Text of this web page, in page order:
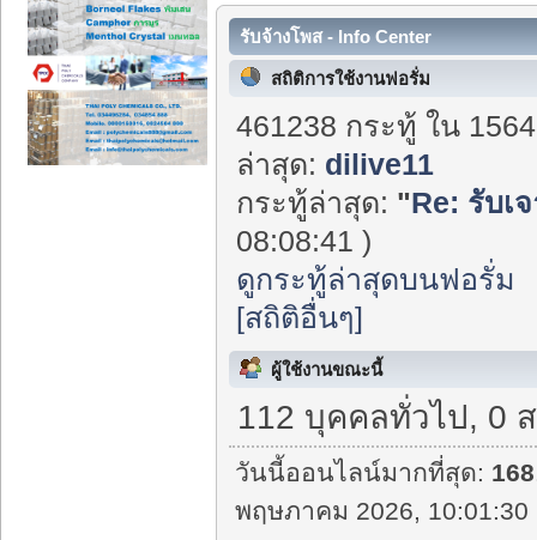
รับจ้างโพส - Info Center
สถิติการใช้งานฟอรั่ม
461238 กระทู้ ใน
ล่าสุด: dilive11
กระทู้ล่าสุด: "Re: รับเ
08:08:41 )
ดูกระทู้ล่าสุดบนฟอรั่ม
[สถิติอื่นๆ]
ผู้ใช้งานขณะนี้
112 บุคคลทั่วไป, 0
วันนี้ออนไลน์มากที่สุด: 168
พฤษภาคม 2026, 10:01:30